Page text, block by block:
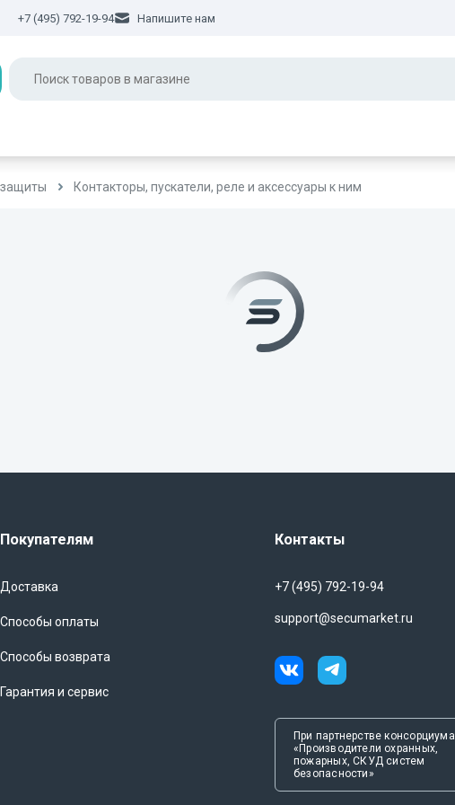
+7 (495) 792-19-94 Напишите нам
защиты Контакторы, пускатели, реле и аксессуары к ним
Покупателям
Доставка
Способы оплаты
Способы возврата
Гарантия и сервис
Контакты
+7 (495) 792-19-94
support@secumarket.ru
При партнерстве консорциума
«Производители охранных,
пожарных, СКУД систем
безопасности»